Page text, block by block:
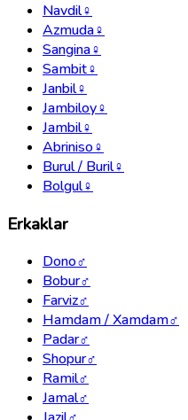
Navdil♀
Azmuda♀
Sangina♀
Sambit♀
Janbil♀
Jambiloy♀
Jambil♀
Abriniso♀
Burul / Buril♀
Bolgul♀
Erkaklar
Dono♂
Bobur♂
Farviz♂
Hamdam / Xamdam♂
Padar♂
Shopur♂
Ramil♂
Jamal♂